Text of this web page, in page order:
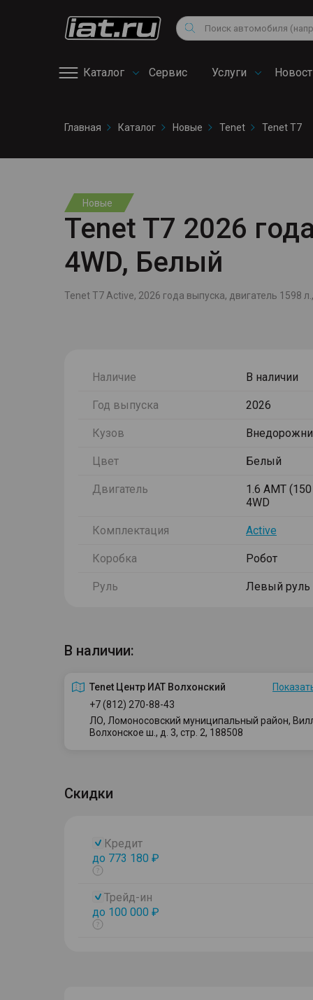
Поиск
Каталог Сервис
сервис
Услуги
Снегоходы
Квадроциклы
Главная Каталог Новые Tenet Tenet T7
Новые
Tenet T7 2026
4WD, Белый
Tenet T7 Active, 2026 года выпуска, двигатель 1598
Наличие В наличии
Год выпуска 2026
Кузов
Цвет Белый
Двигатель
1.6 AMT (150
4WD
Комплектация Active
Коробка Робот
Руль Левый руль
В наличии:
Tenet Центр ИАТ Волхонский
+7 (812) 270-88-43
ЛО, Ломоносовский муниципальный район,
Волхонское ш., д. 3, стр. 2, 188508
Скидки
Кредит
до 773 180 ₽
Показать
Трейд-ин
до 100 000 ₽
Показать